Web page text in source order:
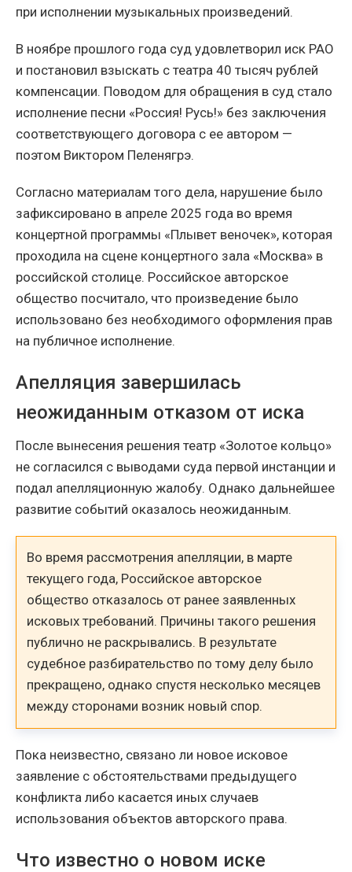
при исполнении музыкальных произведений.
В ноябре прошлого года суд удовлетворил иск РАО
и постановил взыскать с театра 40 тысяч рублей
компенсации. Поводом для обращения в суд стало
исполнение песни «Россия! Русь!» без заключения
соответствующего договора с ее автором —
поэтом Виктором Пеленягрэ.
Согласно материалам того дела, нарушение было
зафиксировано в апреле 2025 года во время
концертной программы «Плывет веночек», которая
проходила на сцене концертного зала «Москва» в
российской столице. Российское авторское
общество посчитало, что произведение было
использовано без необходимого оформления прав
на публичное исполнение.
Апелляция завершилась
неожиданным отказом от иска
После вынесения решения театр «Золотое кольцо»
не согласился с выводами суда первой инстанции и
подал апелляционную жалобу. Однако дальнейшее
развитие событий оказалось неожиданным.
Во время рассмотрения апелляции, в марте
текущего года, Российское авторское
общество отказалось от ранее заявленных
исковых требований. Причины такого решения
публично не раскрывались. В результате
судебное разбирательство по тому делу было
прекращено, однако спустя несколько месяцев
между сторонами возник новый спор.
Пока неизвестно, связано ли новое исковое
заявление с обстоятельствами предыдущего
конфликта либо касается иных случаев
использования объектов авторского права.
Что известно о новом иске